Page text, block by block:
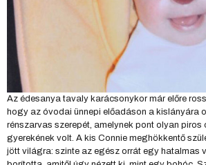
Az édesanya tavaly karácsonykor már előre
hogy az óvodai ünnepi előadáson a kislányára
rénszarvas szerepét, amelynek pont olyan piros
gyerekének volt. A kis Connie meghökkentő
jött világra: szinte az egész orrát egy hatalmas